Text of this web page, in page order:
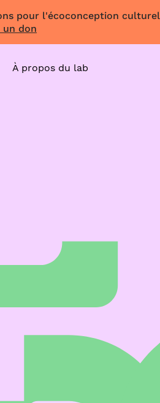
pour l'écoconception
un don
À propos du lab